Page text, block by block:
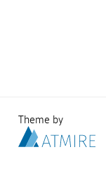
Theme by